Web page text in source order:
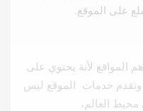
على الموقع.
المواقع لأنة يحتوي على
وتقدم خدمات الموقع ليس
العالم،